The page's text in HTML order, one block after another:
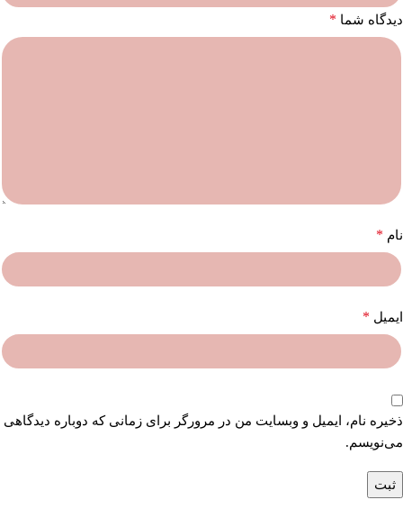
دیدگاه شما *
نام *
ایمیل *
ذخیره نام، ایمیل و وبسایت من در مرورگر برای زمانی که دوباره دیدگاهی
می‌نویسم.